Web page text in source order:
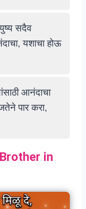
सदैव
यशाचा होऊ
आनंदाचा
पार करा,
in